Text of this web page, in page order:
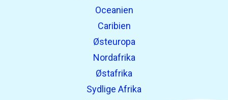
Oceanien
Caribien
Østeuropa
Nordafrika
Østafrika
Sydlige Afrika